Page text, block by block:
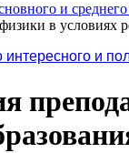
и
в
интересного и